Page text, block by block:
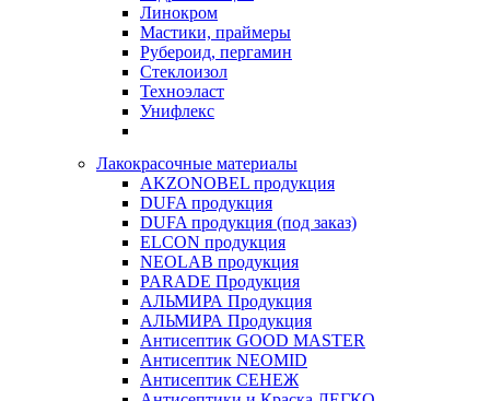
Линокром
Мастики, праймеры
Рубероид, пергамин
Стеклоизол
Техноэласт
Унифлекс
Лакокрасочные материалы
AKZONOBEL продукция
DUFA продукция
DUFA продукция (под заказ)
ELCON продукция
NEOLAB продукция
PARADE Продукция
АЛЬМИРА Продукция
АЛЬМИРА Продукция
Антисептик GOOD MASTER
Антисептик NEOMID
Антисептик СЕНЕЖ